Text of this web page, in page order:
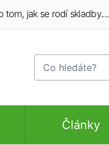
tom, jak se rodí skladby....
Články